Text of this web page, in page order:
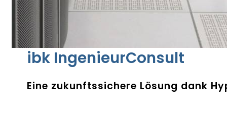
ibk IngenieurConsult
Eine zukunftssichere Lösung dank